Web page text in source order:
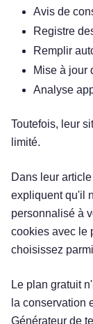
Avis de
Registre
Remplir
Mise à jour
Analyse
Toutefois, leur
limité.
Dans leur
expliquent qu'il
personnalisé à
cookies avec le
choisissez
Le plan gratuit
la conservation
Générateur de